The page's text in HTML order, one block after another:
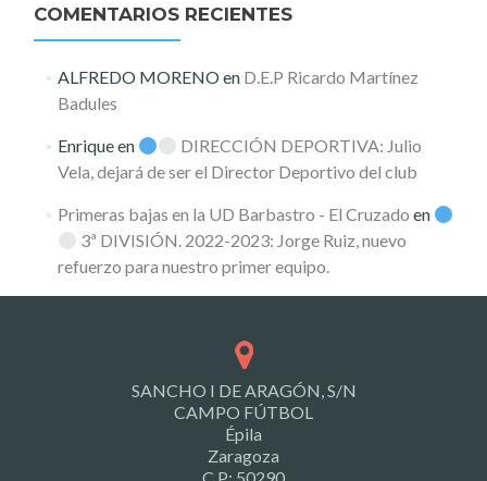
COMENTARIOS RECIENTES
ALFREDO MORENOen D.E.P Ricardo Martínez
Badules
Enriqueen
DIRECCIÓN DEPORTIVA: Julio
Vela, dejará de ser el Director Deportivo del club
Primeras bajas en la UD Barbastro - El Cruzado en
3ª DIVISIÓN. 2022-2023: Jorge Ruiz, nuevo
refuerzo para nuestro primer equipo.
SANCHO I DE ARAGÓN, S/N
CAMPO FÚTBOL
Épila
Zaragoza